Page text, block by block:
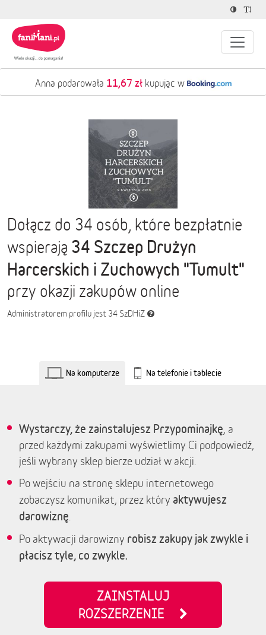
Anna podarowała 11,67 złkupując w
Dołącz do 34 osób, które bezpłatnie
wspierają 34 Szczep Drużyn
Harcerskich i Zuchowych "Tumult"
przy okazji zakupów online
Administratorem profilu jest 34 SzDHiZ
Na komputerze Na telefonie i tablecie
Wystarczy, że zainstalujesz Przypominajkę, a
przed każdymi zakupami wyświetlimy Ci podpowiedź,
jeśli wybrany sklep bierze udział w akcji.
Po wejściu na stronę sklepu internetowego
zobaczysz komunikat, przez który aktywujesz
darowiznę
Po aktywacji darowizny robisz zakupy jak zwykle i
płacisz tyle, co zwykle.
ZAINSTALUJ
ROZSZERZENIE